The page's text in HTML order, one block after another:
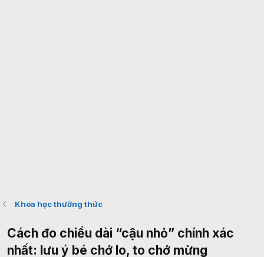
Khoa học thường thức
Cách đo chiều dài “cậu nhỏ” chính xác
nhất: lưu ý bé chớ lo, to chớ mừng